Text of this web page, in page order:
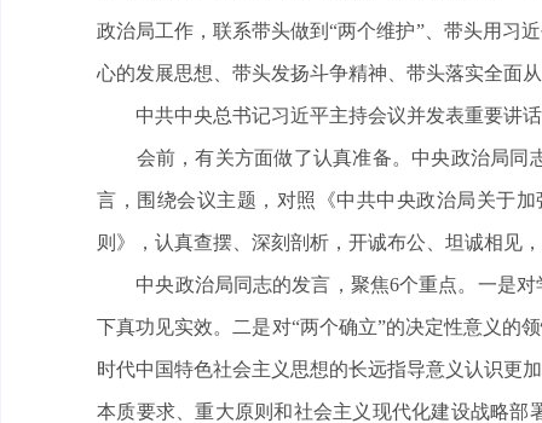
政治局工作，联系带头做到“两个维护”、带头用习
心的发展思想、带头发扬斗争精神、带头落实全面
中共中央总书记习近平主持会议并发表重要讲
会前，有关方面做了认真准备。中央政治局同
言，围绕会议主题，对照《中共中央政治局关于
则》，认真查摆、深刻剖析，开诚布公、坦诚相见
中央政治局同志的发言，聚焦6个重点。一是对
下真功见实效。二是对“两个确立”的决定性意义的
时代中国特色社会主义思想的长远指导意义认识更
本质要求、重大原则和社会主义现代化建设战略